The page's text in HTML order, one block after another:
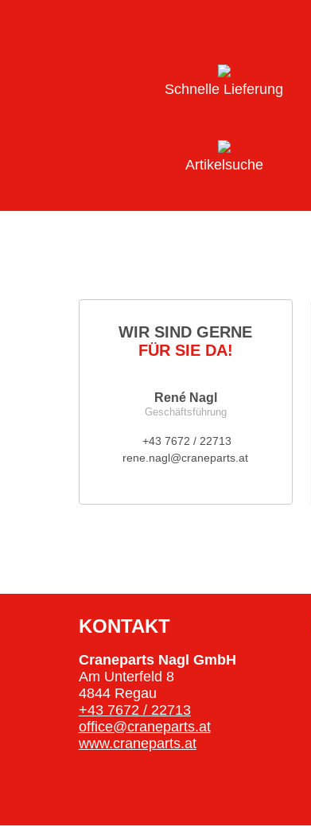
Schnelle Lieferung
Artikelsuche
WIR SIND GERNE
FÜR SIE DA!
René Nagl
Geschäftsführung
+43 7672 / 22713
rene.nagl@craneparts.at
KONTAKT
Craneparts Nagl GmbH
Am Unterfeld 8
4844 Regau
+43 7672 / 22713
office@craneparts.at
www.craneparts.at